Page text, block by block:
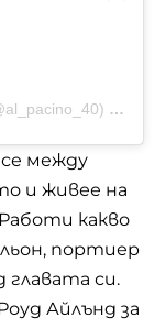
между
и живее на
какво
портиер
главата си.
Айлънд за